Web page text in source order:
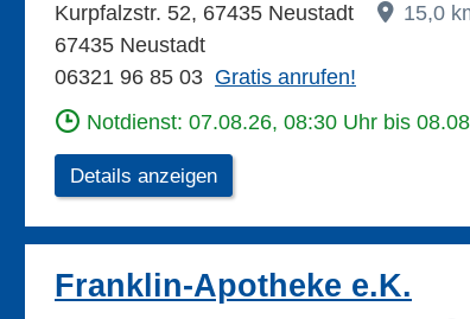
Kurpfalzstr. 52, 67435 Neustadt
15,0
67435 Neustadt
06321 96 85 03 Gratis anrufen!
Notdienst: 07.08.26, 08:30 Uhr bis
Details anzeigen
Franklin-Apotheke e.K.